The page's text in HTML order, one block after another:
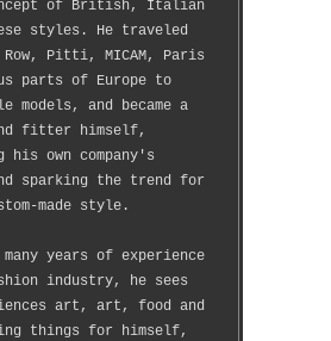
of British, Italian
styles. He traveled
Pitti, MICAM, Paris
parts of Europe to
models, and became a
fitter himself,
his own company's
sparking the trend for
made style.
years of experience
industry, he sees
art, art, food and
things for himself,